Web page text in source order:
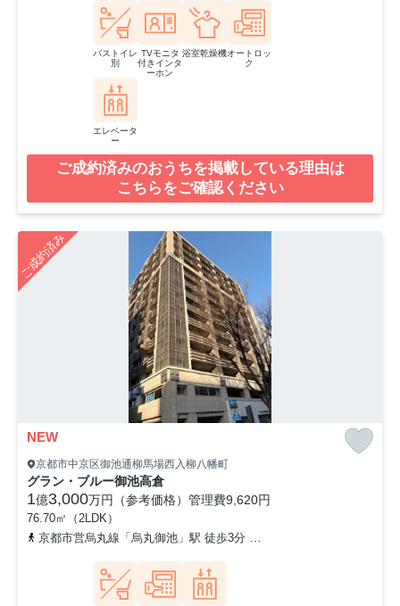
バストイレ
別
TVモニタ
付きインタ
ーホン
浴室乾燥機オートロッ
ク
エレベータ
ー
ご成約済みのおうちを掲載している理由は
こちらをご確認ください
ご成約済み
NEW
京都市中京区御池通柳馬場西入柳八幡町
グラン・ブルー御池高倉
1億3,000万円（参考価格） 管理費9,620円
76.70㎡（2LDK）
京都市営烏丸線「烏丸御池」駅 徒歩3分